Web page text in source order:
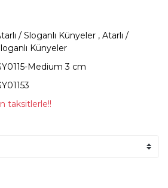
/ Sloganlı Künyeler ,Atarlı /
Künyeler
Medium 3 cm
taksitlerle!!